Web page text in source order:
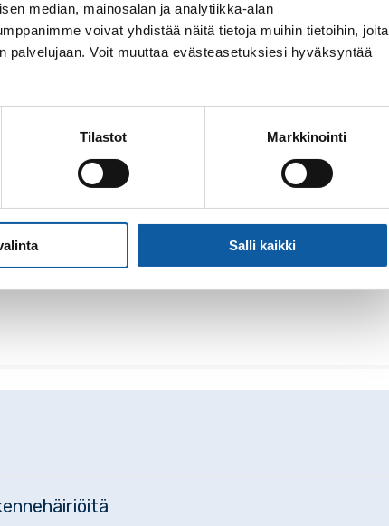
median, mainosalan ja analytiikka-alan
voivat yhdistää näitä tietoja muihin tietoihin, joita
palvelujaan. Voit muuttaa evästeasetuksiesi hyväksyntää
Tilastot Markkinointi
Salli kaikki
61 hankkeelle. Avustukset kohdistuivat 38
sujuvuutta ja turvallisuutta
päästöjä.